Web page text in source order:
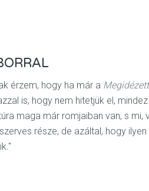
érzem, hogy ha már a
is, hogy nem hitetjük el,
maga már romjaiban van, s mi,
része, de azáltal, hogy